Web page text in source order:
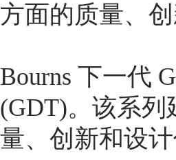
方面的质量、
Bourns 下一代
(GDT)。该系列
量、创新和设